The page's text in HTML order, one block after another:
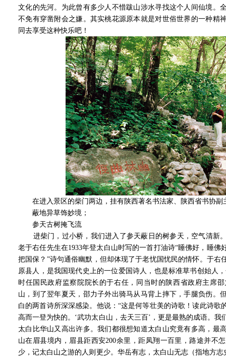
文化的先河。为此曾有多少人不惜跋山涉水寻找这个人间仙境。
不免有穿凿附会之嫌。其实桃花源原本就是对世俗世界的一种精
同去享受这种快乐吧！
在进入景区的柴门两边，挂有陕西著名书法家、陕西省书协副
蔽地异草饰妙境；
参天古树掩飞流
进柴门，过小桥，我们进入了参天蔽日的树参天，空气清新
老于右任先生在1933年登太白山时写的一首打油诗“睡佛好，睡佛
把国保？”诗句通俗幽默，但却体现了于老忧国忧民的情怀。于右
原县人，是我国现代史上的一位爱国诗人，也是标准草书创始人
时任国民政府监察院院长的于右任，同当时的陕西省政府主席
山，到了翌年夏天，邵力子外出骑马从马背上摔下，手腿负伤。
白的两首诗所深深感染。他说：“这是何等壮美的诗歌！读此诗歌
高而一登为快的。‘武功太白山，去天三百’，更是最熟的成语。
太白比华山又高出许多。我们都很想知道太白山究竟有多高，最
山在眉县境内，眉县距西安200余里，距凤翔一百里，路途并不
少，记太白山之游的人则更少。华岳有志，太白山无志（指地方